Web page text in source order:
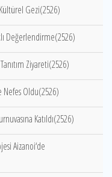
Gezi(2526)
Değerlendirme(2526)
Ziyareti(2526)
Oldu(2526)
Katıldı(2526)
Aizanoi‘de